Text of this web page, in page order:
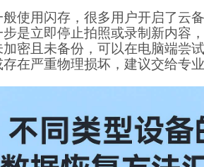
使用闪存，很多用户开启了云
是立即停止拍照或录制新内容
密且未备份，可以在电脑端尝
在严重物理损坏，建议交给专